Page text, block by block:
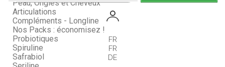
FR
FR
DE
Peau, Ongles et Cheveux
Articulations
Compléments - Longline
Nos Packs : économisez !
Probiotiques
Spiruline
Safrabiol